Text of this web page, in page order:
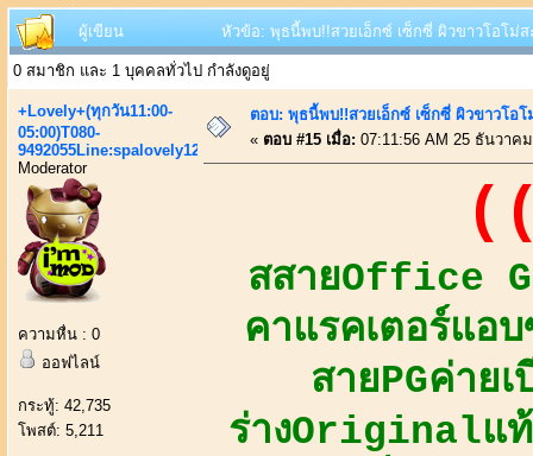
ผู้เขียน หัวข้อ: พุธนี้พบ!!สวยเอ็กซ์ เซ็กซี่ ผิวขาวโอโม่
0 สมาชิก และ 1 บุคคลทั่วไป กำลังดูอยู่
+Lovely+(ทุกวัน11:00-
05:00)T080-
9492055Line:spalovely123
Moderator
ความหื่น : 0
ออฟไลน์
กระทู้: 42,735
โพสต์: 5,211
ตอบ: พุธนี้พบ!!สวยเอ็กซ์ เซ็กซี่ ผิวขาวโอ
« ตอบ #15 เมื่อ: 07:11:56 AM 25 ธันวาค
สสายOffice
คาแรคเตอร์แ
สายPGค่า
ร่างOriginalแท้